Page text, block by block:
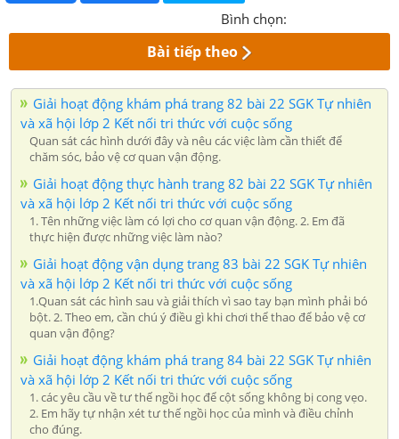
Bình chọn:
Bài tiếp theo
Giải hoạt động khám phá trang 82 bài 22 SGK Tự nhiên
và xã hội lớp 2 Kết nối tri thức với cuộc sống
Quan sát các hình dưới đây và nêu các việc làm cần thiết để
chăm sóc, bảo vệ cơ quan vận động.
Giải hoạt động thực hành trang 82 bài 22 SGK Tự nhiên
và xã hội lớp 2 Kết nối tri thức với cuộc sống
1. Tên những việc làm có lợi cho cơ quan vận động. 2. Em đã
thực hiện được những việc làm nào?
Giải hoạt động vận dụng trang 83 bài 22 SGK Tự nhiên
và xã hội lớp 2 Kết nối tri thức với cuộc sống
1.Quan sát các hình sau và giải thích vì sao tay bạn mình phải bó
bột. 2. Theo em, cần chú ý điều gì khi chơi thể thao để bảo vệ cơ
quan vận động?
Giải hoạt động khám phá trang 84 bài 22 SGK Tự nhiên
và xã hội lớp 2 Kết nối tri thức với cuộc sống
1. các yêu cầu về tư thế ngồi học để cột sống không bị cong vẹo.
2. Em hãy tự nhận xét tư thế ngồi học của mình và điều chỉnh
cho đúng.